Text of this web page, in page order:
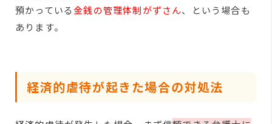
預かっている金銭の管理体制がずさん、という場合も
あります。
経済的虐待が起きた場合の対処法